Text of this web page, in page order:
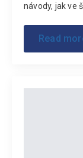
návody, jak ve
Read